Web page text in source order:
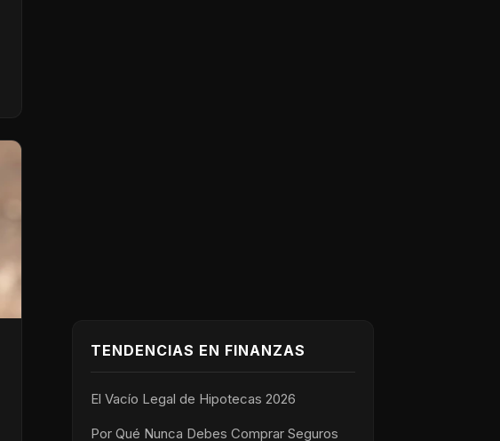
TENDENCIAS EN FINANZAS
El Vacío Legal de Hipotecas 2026
Por Qué Nunca Debes Comprar Seguros